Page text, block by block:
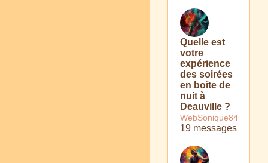
Quelle est
votre
expérience
des soirées
en boîte de
nuit à
Deauville ?
WebSonique84
19 messages